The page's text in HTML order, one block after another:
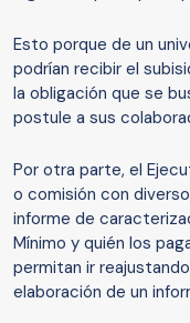
Esto porque de un
podrían recibir el
la obligación que se
postule a sus
Por otra parte, el
o comisión con
informe de
Mínimo y quién los
permitan ir
elaboración de un